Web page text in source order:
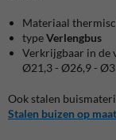
Materiaal
typeVerlengbus
Verkrijgbaar in de
Ø21,3 - Ø26,9 -
Ook stalen
Stalen buizen op